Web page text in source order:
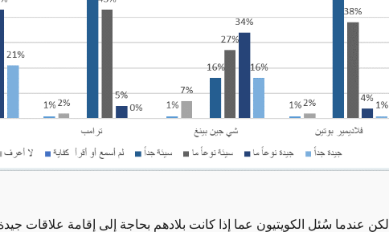
لكن عندما سُئل الكويتيون عما إذا كانت بلادهم بحاجة إلى إقامة علاقات